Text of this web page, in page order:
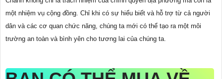
một nhiệm vụ cộng đồng. Chỉ khi có sự hiểu biết và hỗ trợ từ cả người
dân và các cơ quan chức năng, chúng ta mới có thể tạo ra một môi
trường an toàn và bình yên cho tương lai của chúng ta.